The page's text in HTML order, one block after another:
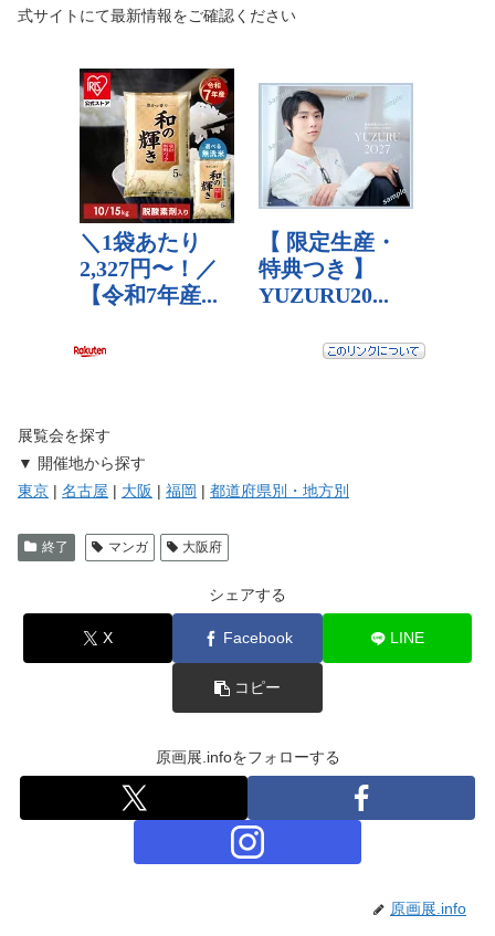
式サイトにて最新情報をご確認ください
展覧会を探す
▼ 開催地から探す
東京 | 名古屋 | 大阪 | 福岡 | 都道府県別・地方別
終了 マンガ 大阪府
シェアする
X Facebook LINE
コピー
原画展.infoをフォローする
原画展.info